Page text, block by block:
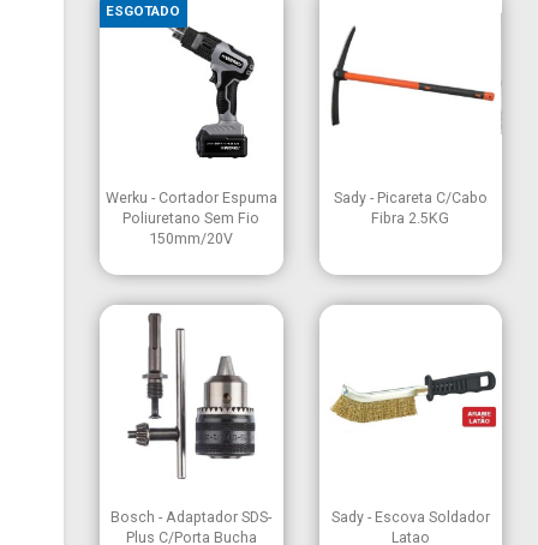
Vista rápida
Werku - Cortador Espuma
Poliuretano Sem Fio
150mm/20V
ESGOTADO
Vista rápida
Sady - Picareta C/Cabo
Fibra 2.5KG
Vista rápida
Bosch - Adaptador SDS-
Plus C/Porta Bucha
Vista rápida
Sady - Escova Soldador
Latao